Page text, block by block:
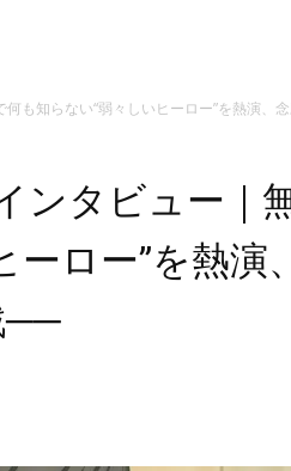
何も知らない“弱々しいヒーロー”を熱演
ンタビュー｜
ロー”を熱演、
──